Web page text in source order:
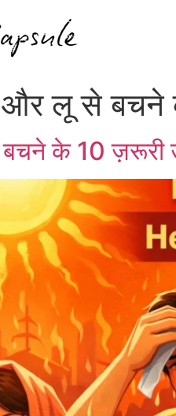
और लू से
बचने के 10